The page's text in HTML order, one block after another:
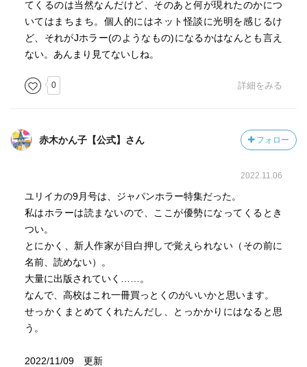
てくるのは当然なんだけど、そのあと何が現れたのかにつ
いてはまちまち。個人的にはネット怪談に光明を感じるけ
ど、それがJホラー(のようなもの)になるかはなんとも言え
ない。あんまり見てないしね。
0 詳細をみる
赤木かん子【公式】さん フォロー
2022.11.06
ユリイカの9月号は、ジャパンホラー特集だった。
私はホラーは読まないので、ここが優勢になってくるとき
つい。
とにかく、新人作家が目白押しで覚えられない（その前に
名前、読めない）。
大量に出版されていく……。
なんで、高校はこれ一冊買っとくのがいいかと思います。
せっかくまとめてくれたんだし、とっかかりにはなると思
う。
2022/11/09 更新